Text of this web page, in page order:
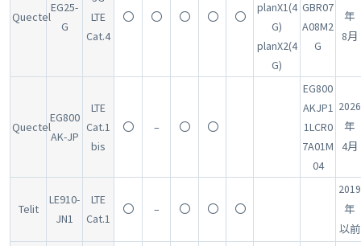
Quectel
EG25-
G
LTE
Cat.4
〇 〇 〇 〇 〇
planX1(4
G)
planX2(4
G)
GBR07
A08M2
G
年
8月
Quectel
EG800
AK-JP
LTE
Cat.1
bis
〇 – 〇 〇
EG800
AKJP1
1LCR0
7A01M
04
2026
年
4月
Telit
LE910-
JN1
LTE
Cat.1
〇 – 〇 〇 〇
2019
年
以前